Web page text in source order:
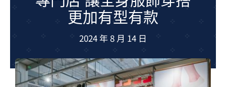
夢想TV
更加有型有款
2024 年 8 月 14 日